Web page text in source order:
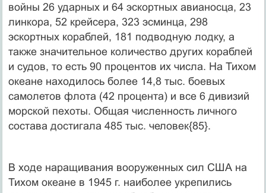
войны 26 ударных и 64 эскортных авианосца, 23
линкора, 52 крейсера, 323 эсминца, 298
эскортных кораблей, 181 подводную лодку, а
также значительное количество других кораблей
и судов, то есть 90 процентов их числа. На Тихом
океане находилось более 14,8 тыс. боевых
самолетов флота (42 процента) и все 6 дивизий
морской пехоты. Общая численность личного
состава достигала 485 тыс. человек{85}.
В ходе наращивания вооруженных сил США на
Тихом океане в 1945 г. наиболее укрепились